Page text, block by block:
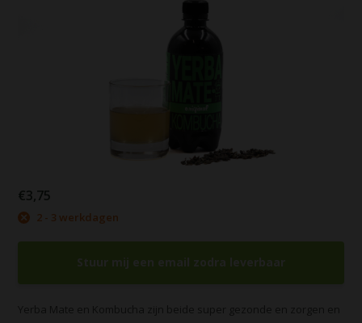
€3,75
2 - 3 werkdagen
Stuur mij een email zodra leverbaar